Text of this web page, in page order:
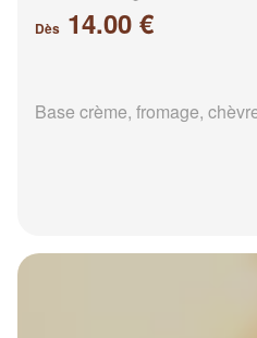
Dès 14.00 €
Base crème, fromage,